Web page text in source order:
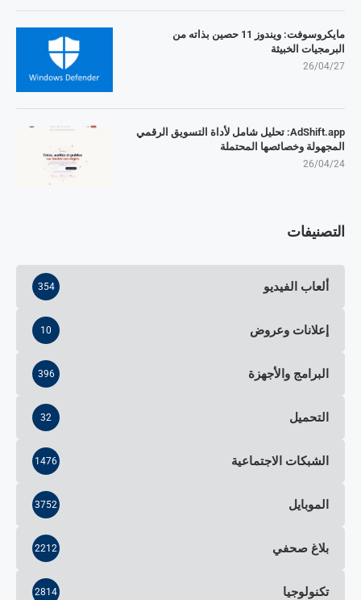
مايكروسوفت: ويندوز 11 حصين بذاته من
البرمجيات الخبيثة
26/04/27
AdShift.app: تحليل شامل لأداة التسويق الرقمي
المجهولة وخصائصها المحتملة
26/04/24
التصنيفات
ألعاب الفيديو 354
إعلانات وعروض 10
البرامج والأجهزة 396
التحميل 32
الشبكات الاجتماعية 1476
الموبايل 3752
بلاغ صحفي 2212
تكنولوجيا 2814